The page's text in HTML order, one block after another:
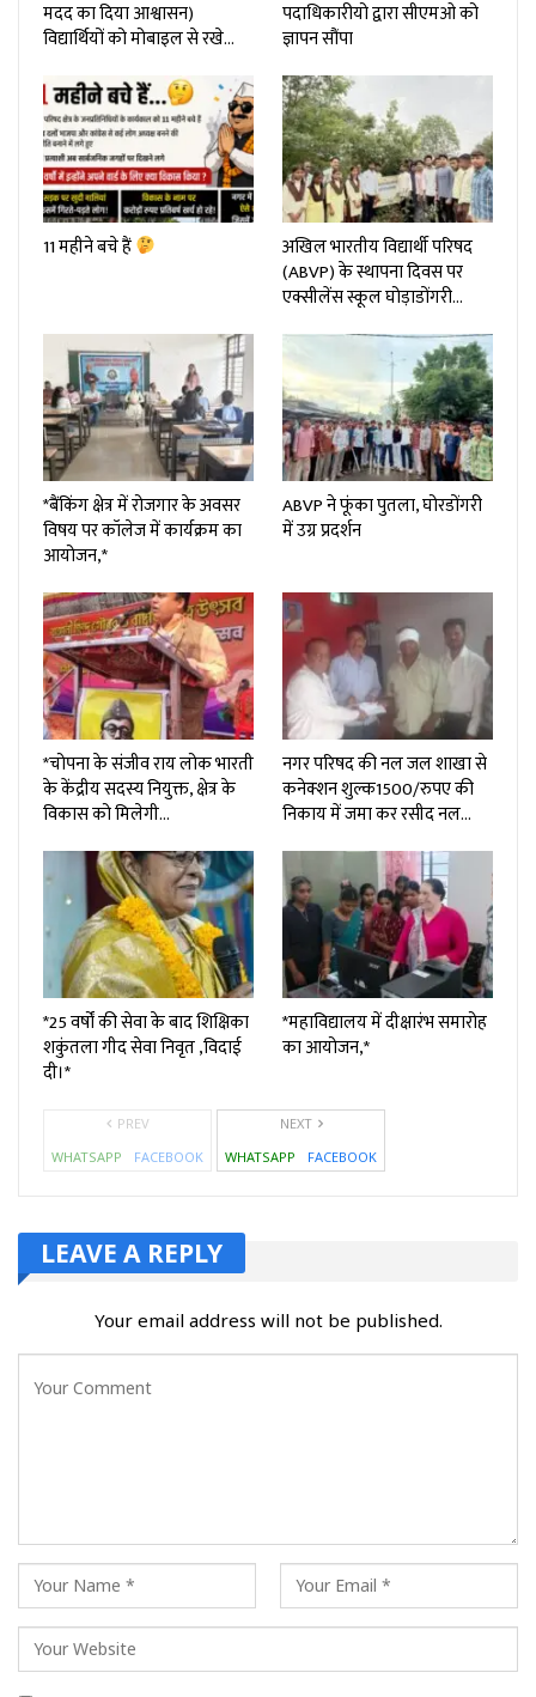
मदद का दिया आश्वासन)
विद्यार्थियों को मोबाइल से रखे…
पदाधिकारीयो द्वारा सीएमओ को
ज्ञापन सौंपा
11 महीने बचे हैं
अखिल भारतीय विद्यार्थी परिषद
(ABVP) के स्थापना दिवस पर
एक्सीलेंस स्कूल घोड़ाडोंगरी…
*बैंकिंग क्षेत्र में रोजगार के अवसर
विषय पर कॉलेज में कार्यक्रम का
आयोजन,*
ABVP ने फूंका पुतला, घोरडोंगरी
में उग्र प्रदर्शन
*चोपना के संजीव राय लोक भारती
के केंद्रीय सदस्य नियुक्त, क्षेत्र के
विकास को मिलेगी…
नगर परिषद की नल जल शाखा से
कनेक्शन शुल्क₹1500/रुपए की
निकाय में जमा कर रसीद नल…
*25 वर्षों की सेवा के बाद शिक्षिका
शकुंतला गीद सेवा निवृत ,विदाई
दी।*
*महाविद्यालय में दीक्षारंभ समारोह
का आयोजन,*
PREV
WHATSAPP
FACEBOOK
NEXT
WHATSAPP
FACEBOOK
LEAVE A REPLY
Your email address will not be published.